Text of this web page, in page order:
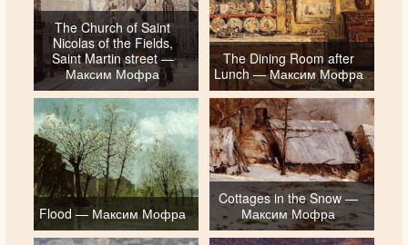
The Church of Saint
Nicolas of the Fields,
Saint Martin street —
Максим Мофра
The Dining Room after
Lunch — Максим Мофра
Flood — Максим Мофра
Cottages in the Snow —
Максим Мофра